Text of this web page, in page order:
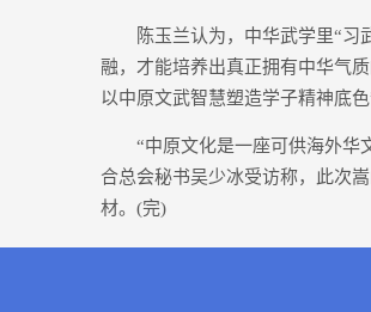
陈玉兰认为，中华武学里“习武
融，才能培养出真正拥有中华气
以中原文武智慧塑造学子精神底色
“中原文化是一座可供海外华文
合总会秘书吴少冰受访称，此次
材。(完)